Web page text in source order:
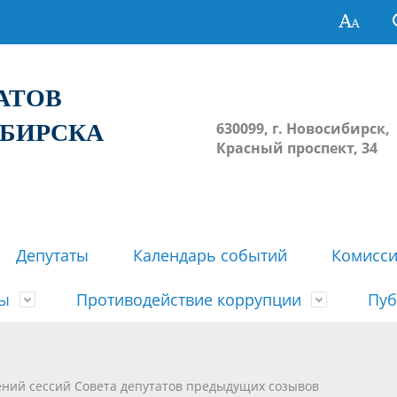
630099, г. Новосибирск,
Красный проспект, 34
Депутаты Календарь событий
решений сессий Совета
недействующими решений
Противодействие коррупции
сессий Совета депутатов предыдущих созывов